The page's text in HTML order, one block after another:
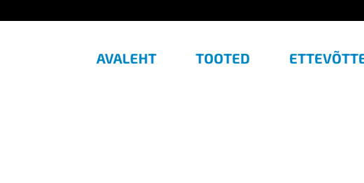
AVALEHT TOOTED